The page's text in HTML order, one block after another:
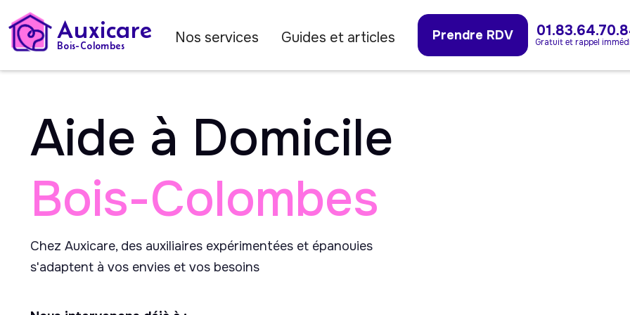
Auxicare
Bois-Colombes Nos services Guides et articles Prendre RDV Gratuit et rappel
Aide à Domicile
Bois-Colombes
Chez Auxicare, des auxiliaires expérimentées et épanouies
s'adaptent à vos envies et vos besoins